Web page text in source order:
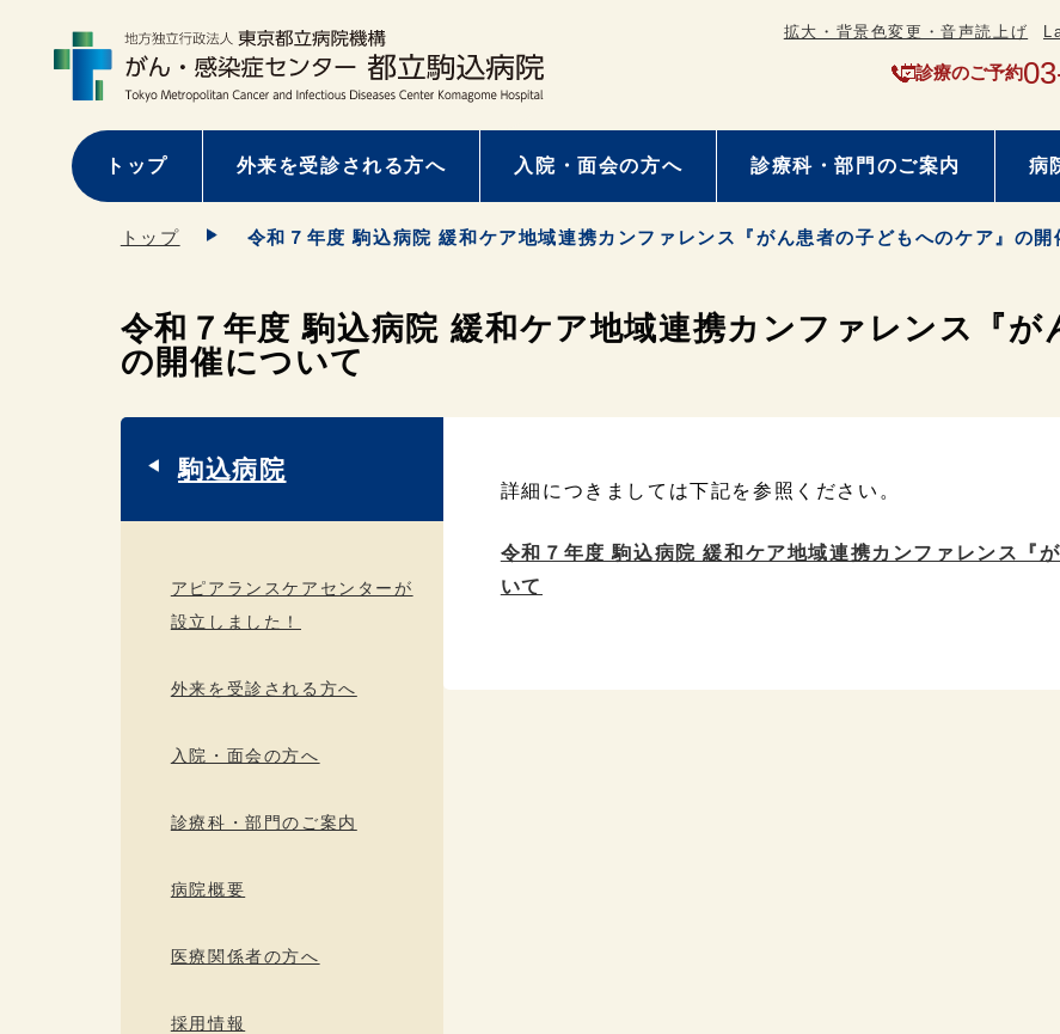
拡大・背景色変更・音声読上げ
診療のご予約
トップ 外来を受診される方へ 入院・面会の方へ 診療科・部門のご案内 病
トップ 令和７年度 駒込病院 緩和ケア地域連携カンファレンス『がん患者の子どもへのケア』の開
令和７年度 駒込病院 緩和ケア地域連携カンファレンス『が
の開催について
詳細につきましては下記を参照ください。
令和７年度 駒込病院 緩和ケア地域連携カンファレンス『
いて
駒込病院
アピアランスケアセンターが
設立しました！
外来を受診される方へ
入院・面会の方へ
診療科・部門のご案内
病院概要
医療関係者の方へ
採用情報